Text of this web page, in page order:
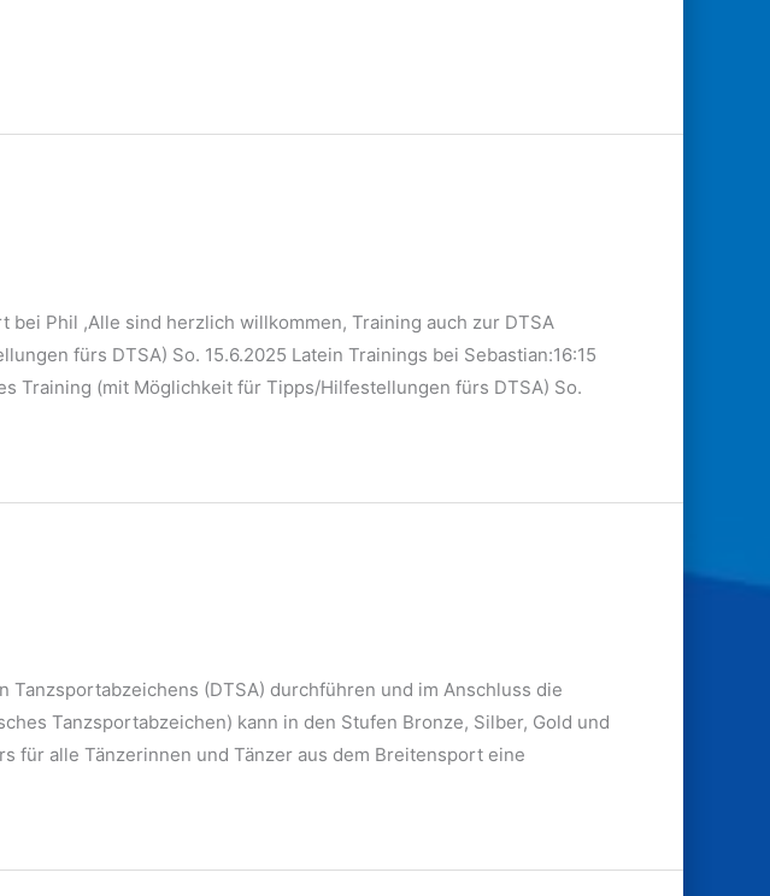
bei Phil ,Alle sind herzlich willkommen, Training auch zur DTSA
fürs DTSA) So. 15.6.2025 Latein Trainings bei Sebastian:16:15
Training (mit Möglichkeit für Tipps/Hilfestellungen fürs DTSA) So.
(DTSA) durchführen und im Anschluss die
Tanzsportabzeichen) kann in den Stufen Bronze, Silber, Gold und
alle Tänzerinnen und Tänzer aus dem Breitensport eine